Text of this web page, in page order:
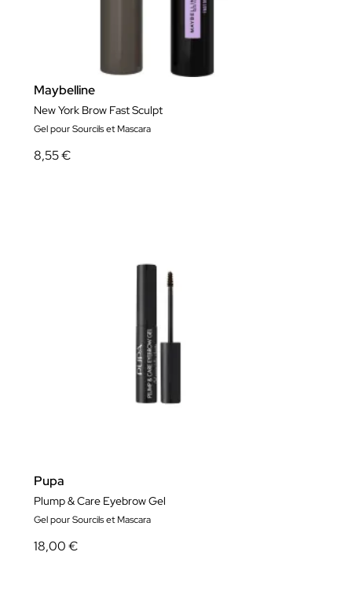
Maybelline
New York Brow Fast Sculpt
Gel pour Sourcils et Mascara
8,55 €
Pupa
Plump & Care Eyebrow Gel
Gel pour Sourcils et Mascara
18,00 €